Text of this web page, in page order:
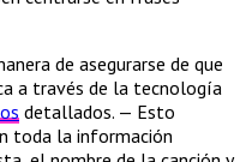
de asegurarse de que
a través de la tecnología
detallados. — Esto
toda la información